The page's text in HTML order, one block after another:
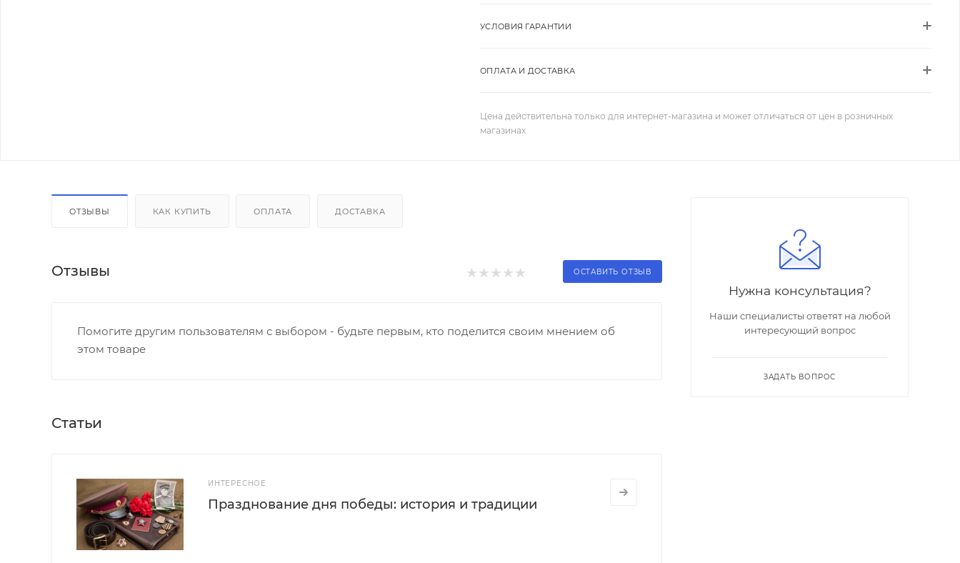
УСЛОВИЯ ГАРАНТИИ
ОПЛАТА И ДОСТАВКА
Цена действительна только для интернет-магазина и может отличаться от цен в розничных
магазинах
ОТЗЫВЫ КАК КУПИТЬ ОПЛАТА ДОСТАВКА
Отзывы ОСТАВИТЬ ОТЗЫВ
Помогите другим пользователям с выбором - будьте первым, кто поделится своим мнением об
этом товаре
Статьи
ИНТЕРЕСНОЕ
Празднование дня победы: история и традиции
Нужна консультация?
Наши специалисты ответят на любой
интересующий вопрос
ЗАДАТЬ ВОПРОС